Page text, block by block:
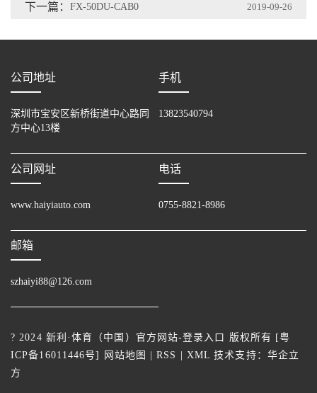
下一篇： FX-50DU-CAB0 2019-09-26
公司地址
深圳市宝安区新桥街道中心路同
方中心13楼
手机
13823540794
公司网址
www.haiyiauto.com
电话
0755-8821-8986
邮箱
szhaiyi88@126.com
? 2024 新利·体育（中国）官方网站-登录入口 版权所有 [粤
ICP备16011446号] 网站地图 |RSS XML 技术支持： 华企立
方